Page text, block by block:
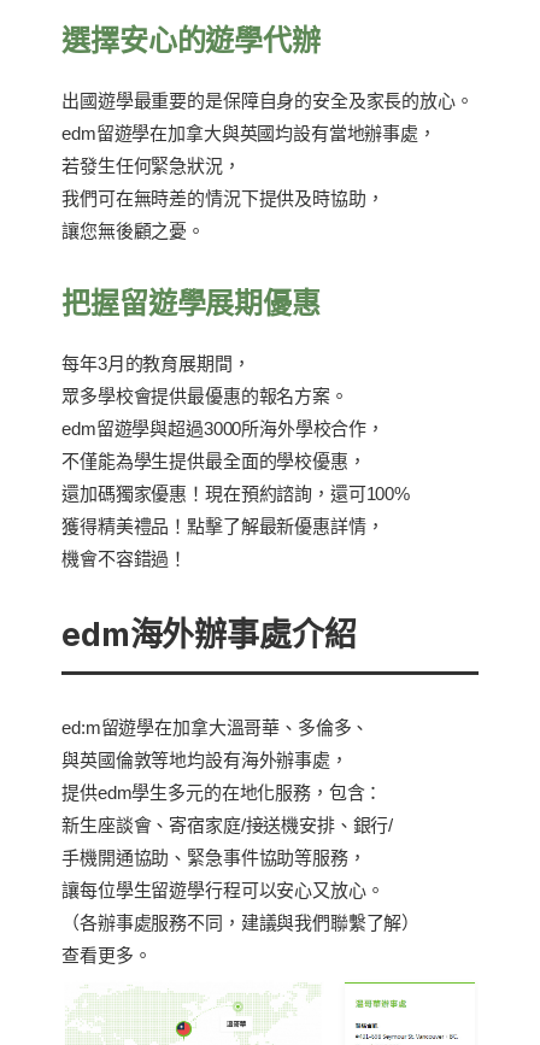
選擇安心的遊學代辦
出國遊學最重要的是保障自身的安全及家長的放心。
edm留遊學在加拿大與英國均設有當地辦事處，
若發生任何緊急狀況，
我們可在無時差的情況下提供及時協助，
讓您無後顧之憂。
把握留遊學展期優惠
每年3月的教育展期間，
眾多學校會提供最優惠的報名方案。
edm留遊學與超過3000所海外學校合作，
不僅能為學生提供最全面的學校優惠，
還加碼獨家優惠！現在預約諮詢，還可100%
獲得精美禮品！點擊了解最新優惠詳情，
機會不容錯過！
edm海外辦事處介紹
ed:m留遊學在加拿大溫哥華、多倫多、
與英國倫敦等地均設有海外辦事處，
提供edm學生多元的在地化服務，包含：
新生座談會、寄宿家庭/接送機安排、銀行/
手機開通協助、緊急事件協助等服務，
讓每位學生留遊學行程可以安心又放心。
（各辦事處服務不同，建議與我們聯繫了解）
查看更多。